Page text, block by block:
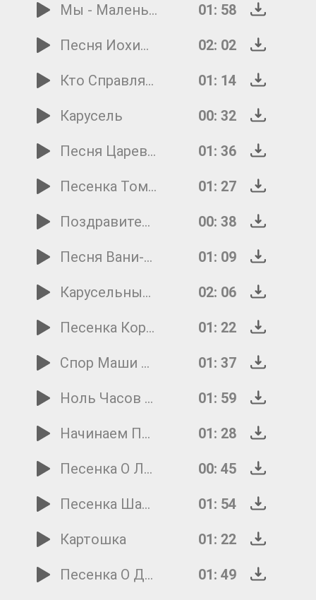
Мы - Маленькие Дети
01: 58
Песня Иохима Лиса
02: 02
Кто Справляется С Делами
01: 14
Карусель
00: 32
Песня Царевны Забавы
01: 36
Песенка Тома Сойера
01: 27
Поздравительный Пирог
00: 38
Песня Вани-Печника
01: 09
Карусельные Лошадки
02: 06
Песенка Короля Бубей
01: 22
Спор Маши И Вити О Сказках
01: 37
Ноль Часов Ноль Минут
01: 59
Начинаем Передачу
01: 28
Песенка О Летучих Мышах
00: 45
Песенка Шапокляк
01: 54
Картошка
01: 22
Песенка О Двух Портфелях
01: 49